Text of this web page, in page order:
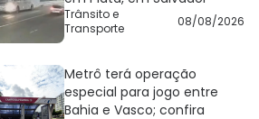
Trânsito e
Transporte
08/08/2026
Metrô terá operação
especial para jogo entre
Bahia e Vasco; confira